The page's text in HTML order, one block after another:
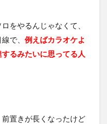
をやるんじゃなくて、
で、 例えばカラオケよ
るみたいに思ってる人
前置きが長くなったけど